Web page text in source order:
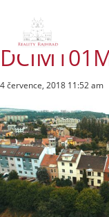
4 července, 2018 11:52 am